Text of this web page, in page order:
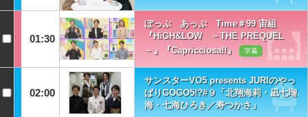
01:30
ぽっぷ あっぷ Time＃99 宙組
『HiGH&LOW －THE PREQUEL
－』『Capricciosa!!』
字幕
02:00
サンスターVO5 presents JURIのやっ
ぱりGOGO5!?#９「北翔海莉・凪七瑠
海・七海ひろき／寿つかさ」